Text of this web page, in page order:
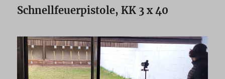
Schnellfeuerpistole, KK 3 x 40